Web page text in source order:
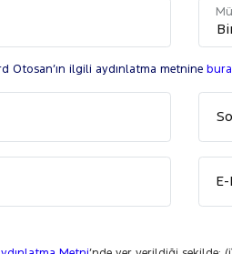
Otosan’ın ilgili aydınlatma metnine